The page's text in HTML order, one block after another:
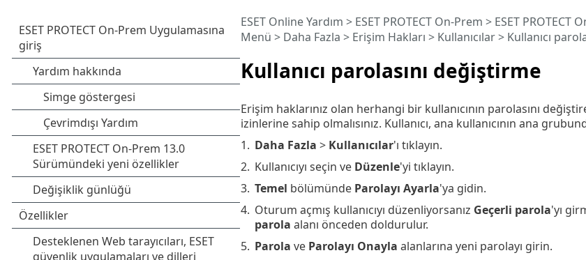
Kullanıcı parolasını değiştirme
ESET Online Yardım > ESET PROTECT On-Prem > ESET PROTECT
Menü > Daha Fazla > Erişim Hakları > Kullanıcılar> Kullanıcı
Erişim haklarınız olan herhangi bir kullanıcının parolasını
izinlerine sahip olmalısınız. Kullanıcı, ana kullanıcının ana
1. Daha Fazla > Kullanıcılar'ı tıklayın.
2. Kullanıcıyı seçin ve Düzenle'yi tıklayın.
3. Temel bölümünde Parolayı Ayarla'ya gidin.
4. Oturum açmış kullanıcıyı düzenliyorsanız Geçerli parola'yı
parola alanı önceden doldurulur.
5. Parola ve Parolayı Onayla alanlarına yeni parolayı girin.